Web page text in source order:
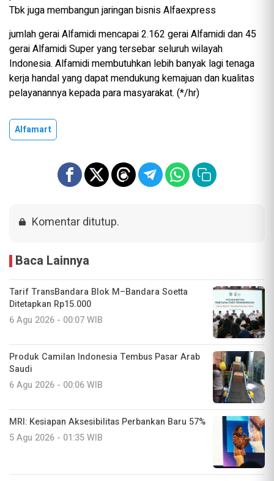
Tbk juga membangun jaringan bisnis Alfaexpress
jumlah gerai Alfamidi mencapai 2.162 gerai Alfamidi dan 45
gerai Alfamidi Super yang tersebar seluruh wilayah
Indonesia. Alfamidi membutuhkan lebih banyak lagi tenaga
kerja handal yang dapat mendukung kemajuan dan kualitas
pelayanannya kepada para masyarakat. (*/hr)
Alfamart
Komentar ditutup.
Baca Lainnya
Tarif TransBandara Blok M–Bandara Soetta
Ditetapkan Rp15.000
6 Agu 2026 - 00:07 WIB
Produk Camilan Indonesia Tembus Pasar Arab
Saudi
6 Agu 2026 - 00:06 WIB
MRI: Kesiapan Aksesibilitas Perbankan Baru 57%
5 Agu 2026 - 01:35 WIB